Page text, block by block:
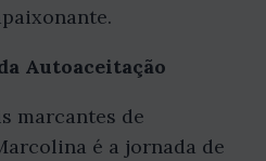
Autoaceitação
marcantes de
é a jornada de